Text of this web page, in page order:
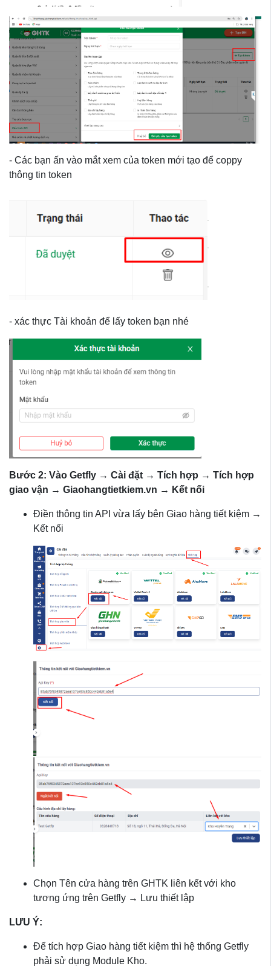
- Các bạn ấn vào mắt xem của token mới tạo để coppy
thông tin token
- xác thực Tài khoản để lấy token bạn nhé
Bước 2: Vào Getfly → Cài đặt → Tích hợp → Tích hợp
giao vận → Giaohangtietkiem.vn → Kết nối
Điền thông tin API vừa lấy bên Giao hàng tiết kiệm →
Kết nối
Chọn Tên cửa hàng trên GHTK liên kết với kho
tương ứng trên Getfly → Lưu thiết lập
LƯU Ý:
Để tích hợp Giao hàng tiết kiệm thì hệ thống Getfly
phải sử dụng Module Kho.